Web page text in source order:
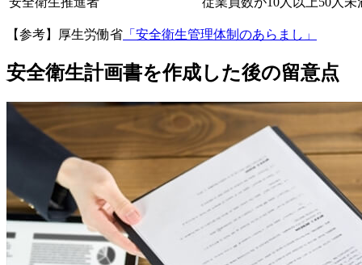
【参考】厚生労働省 「安全衛生管理体制のあらまし」
安全衛生計画書を作成した後の留意点